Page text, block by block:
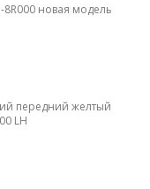
новая модель
передний желтый
LH